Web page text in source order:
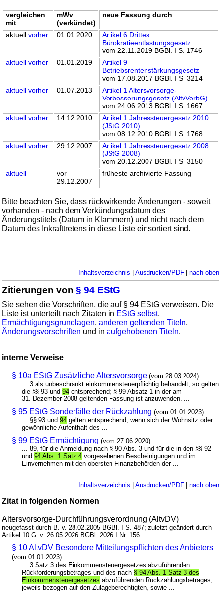
vergleichen
mit
mWv
(verkündet)
neue Fassung durch
aktuellvorher 01.01.2020
Artikel 6 Drittes
Bürokratieentlastungsgesetz
vom 22.11.2019 BGBl. I S. 1746
aktuell vorher 01.01.2019
Artikel 9
Betriebsrentenstärkungsgesetz
vom 17.08.2017 BGBl. I S. 3214
aktuell vorher 01.07.2013
Artikel 1 Altersvorsorge-
Verbesserungsgesetz (AltvVerbG)
vom 24.06.2013 BGBl. I S. 1667
aktuell vorher 14.12.2010
Artikel 1 Jahressteuergesetz 2010
(JStG 2010)
vom 08.12.2010 BGBl. I S. 1768
aktuell vorher 29.12.2007
Artikel 1 Jahressteuergesetz 2008
(JStG 2008)
vom 20.12.2007 BGBl. I S. 3150
aktuell
vor
29.12.2007
früheste archivierte Fassung
Bitte beachten Sie, dass rückwirkende Änderungen - soweit
vorhanden - nach dem Verkündungsdatum des
Änderungstitels (Datum in Klammern) und nicht nach dem
Datum des Inkrafttretens in diese Liste einsortiert sind.
Inhaltsverzeichnis | Ausdrucken/PDF| nach oben
Zitierungen von§ 94 EStG
Sie sehen die Vorschriften, die auf § 94 EStG verweisen. Die
Liste ist unterteilt nach Zitaten in EStG selbst,
Ermächtigungsgrundlagen,anderen geltenden Titeln,
Änderungsvorschriften und inaufgehobenen Titeln.
interne Verweise
§ 10a EStG Zusätzliche Altersvorsorge (vom 28.03.2024)
... 3 als unbeschränkt einkommensteuerpflichtig behandelt, so gelten
die §§ 93 und94 entsprechend; § 99 Absatz 1 in der am
31. Dezember 2008 geltenden Fassung ist anzuwenden. ...
§ 95 EStG Sonderfälle der Rückzahlung (vom 01.01.2023)
... §§ 93 und94 gelten entsprechend, wenn sich der Wohnsitz oder
gewöhnliche Aufenthalt des ...
§ 99 EStG Ermächtigung (vom 27.06.2020)
... 89, für die Anmeldung nach § 90 Abs. 3 und für die in den §§ 92
und94 Abs. 1 Satz 4 vorgesehenen Bescheinigungen und im
Einvernehmen mit den obersten Finanzbehörden der ...
Inhaltsverzeichnis | Ausdrucken/PDF| nach oben
Zitat in folgenden Normen
Altersvorsorge-Durchführungsverordnung (AltvDV)
neugefasst durch B. v. 28.02.2005 BGBl. I S. 487; zuletzt geändert durch
Artikel 10 G. v. 26.05.2026 BGBl. 2026 I Nr. 156
§ 10 AltvDV Besondere Mitteilungspflichten des Anbieters
(vom 01.01.2023)
... 3 Satz 3 des Einkommensteuergesetzes abzuführenden
Rückforderungsbetrages und des nach § 94 Abs. 1 Satz 3 des
Einkommensteuergesetzes abzuführenden Rückzahlungsbetrages,
jeweils bezogen auf den Zulageberechtigten, sowie ...